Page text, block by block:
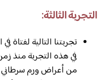
التجربة الثالثة:
تجربتنا التالية لفتاة
في هذه التجربة منذ
من أعراض ورم